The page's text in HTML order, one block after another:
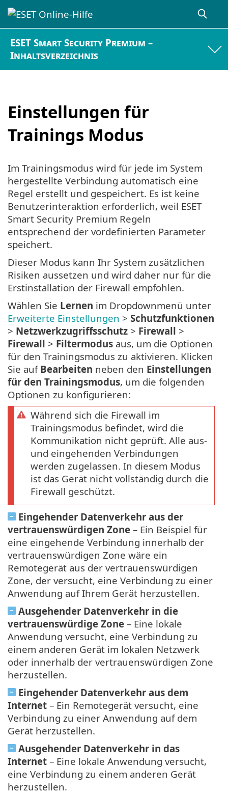
ESET Smart Security Premium –
Inhaltsverzeichnis
Einstellungen für
Trainings Modus
Im Trainingsmodus wird für jede im System
hergestellte Verbindung automatisch eine
Regel erstellt und gespeichert. Es ist keine
Benutzerinteraktion erforderlich, weil ESET
Smart Security Premium Regeln
entsprechend der vordefinierten Parameter
speichert.
Dieser Modus kann Ihr System zusätzlichen
Risiken aussetzen und wird daher nur für die
Erstinstallation der Firewall empfohlen.
Wählen Sie Lernen im Dropdownmenü unter
Erweiterte Einstellungen > Schutzfunktionen
> Netzwerkzugriffsschutz > Firewall >
Firewall > Filtermodus aus, um die Optionen
für den Trainingsmodus zu aktivieren. Klicken
Sie auf Bearbeiten neben den Einstellungen
für den Trainingsmodus, um die folgenden
Optionen zu konfigurieren:
Während sich die Firewall im
Trainingsmodus befindet, wird die
Kommunikation nicht geprüft. Alle aus-
und eingehenden Verbindungen
werden zugelassen. In diesem Modus
ist das Gerät nicht vollständig durch die
Firewall geschützt.
Eingehender Datenverkehr aus der
vertrauenswürdigen Zone – Ein Beispiel für
eine eingehende Verbindung innerhalb der
vertrauenswürdigen Zone wäre ein
Remotegerät aus der vertrauenswürdigen
Zone, der versucht, eine Verbindung zu einer
Anwendung auf Ihrem Gerät herzustellen.
Ausgehender Datenverkehr in die
vertrauenswürdige Zone – Eine lokale
Anwendung versucht, eine Verbindung zu
einem anderen Gerät im lokalen Netzwerk
oder innerhalb der vertrauenswürdigen Zone
herzustellen.
Eingehender Datenverkehr aus dem
Internet – Ein Remotegerät versucht, eine
Verbindung zu einer Anwendung auf dem
Gerät herzustellen.
Ausgehender Datenverkehr in das
Internet – Eine lokale Anwendung versucht,
eine Verbindung zu einem anderen Gerät
herzustellen.